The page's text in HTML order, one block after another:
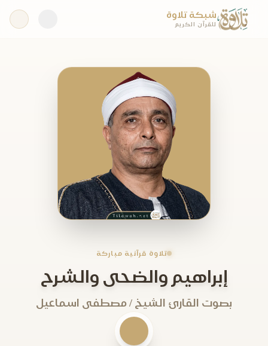
شبكة تلاوة
للقرآن الكريم
تلاوة قرآنية مباركة
إبراهيم والضحى والشرح
بصوت القارئ الشيخ / مصطفى اسماعيل